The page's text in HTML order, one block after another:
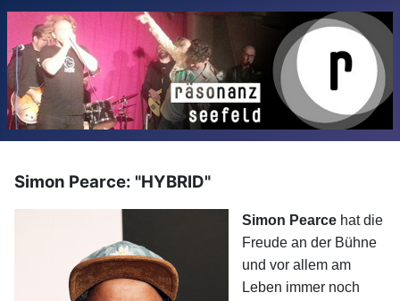
Simon Pearce: "HYBRID"
Simon Pearce hat die
Freude an der Bühne
und vor allem am
Leben immer noch